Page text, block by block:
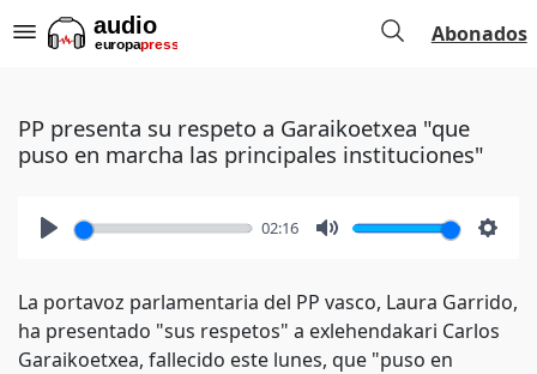
Abonados
PP presenta su respeto a Garaikoetxea "que
puso en marcha las principales instituciones"
02:16
La portavoz parlamentaria del PP vasco, Laura Garrido,
ha presentado "sus respetos" a exlehendakari Carlos
Garaikoetxea, fallecido este lunes, que "puso en